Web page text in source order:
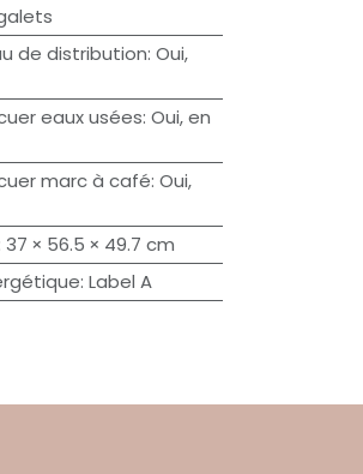
de distribution: Oui,
eaux usées: Oui, en
marc à café: Oui,
37 × 56.5 × 49.7 cm
: Label A